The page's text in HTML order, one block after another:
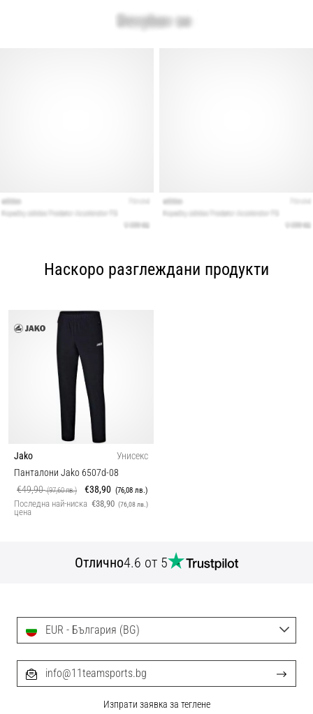
Наскоро разглеждани продукти
Jako
Унисекс
Панталони Jako 6507d-08
€49,90(97,60 лв.) €38,90 (76,08 лв.)
Последна най-ниска
цена
€38,90 (76,08 лв.)
Отлично4.6 от 5
EUR - България (BG)
info@11teamsports.bg
Изпрати заявка за теглене